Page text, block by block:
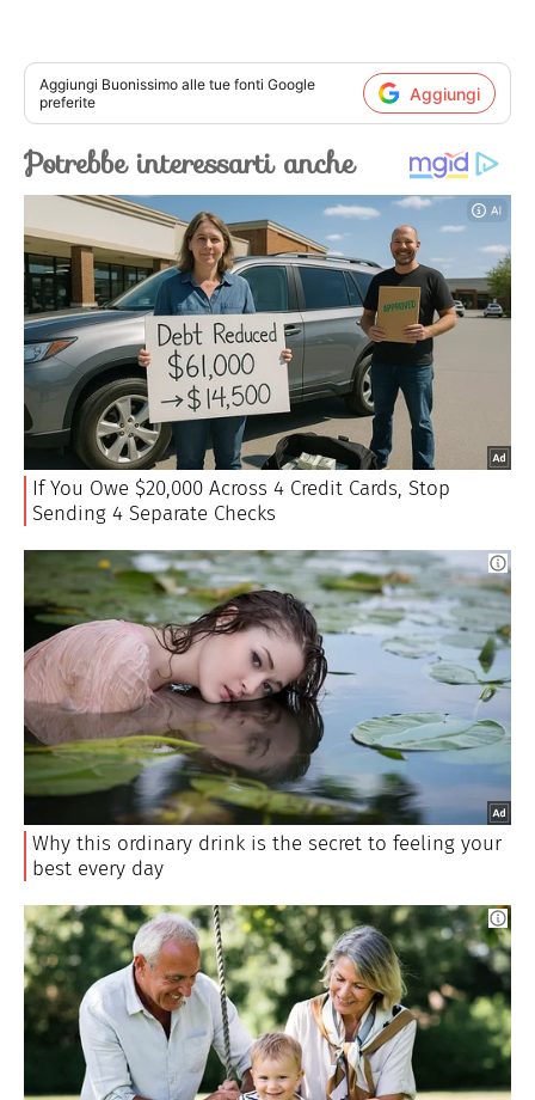
Aggiungi Buonissimo alle tue fonti Google
preferite
Aggiungi